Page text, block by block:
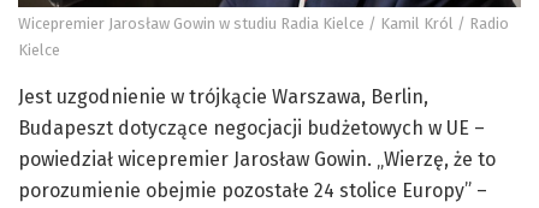
Wicepremier Jarosław Gowin w studiu Radia Kielce / Kamil Król / Radio
Kielce
Jest uzgodnienie w trójkącie Warszawa, Berlin,
Budapeszt dotyczące negocjacji budżetowych w UE –
powiedział wicepremier Jarosław Gowin. „Wierzę, że to
porozumienie obejmie pozostałe 24 stolice Europy” –